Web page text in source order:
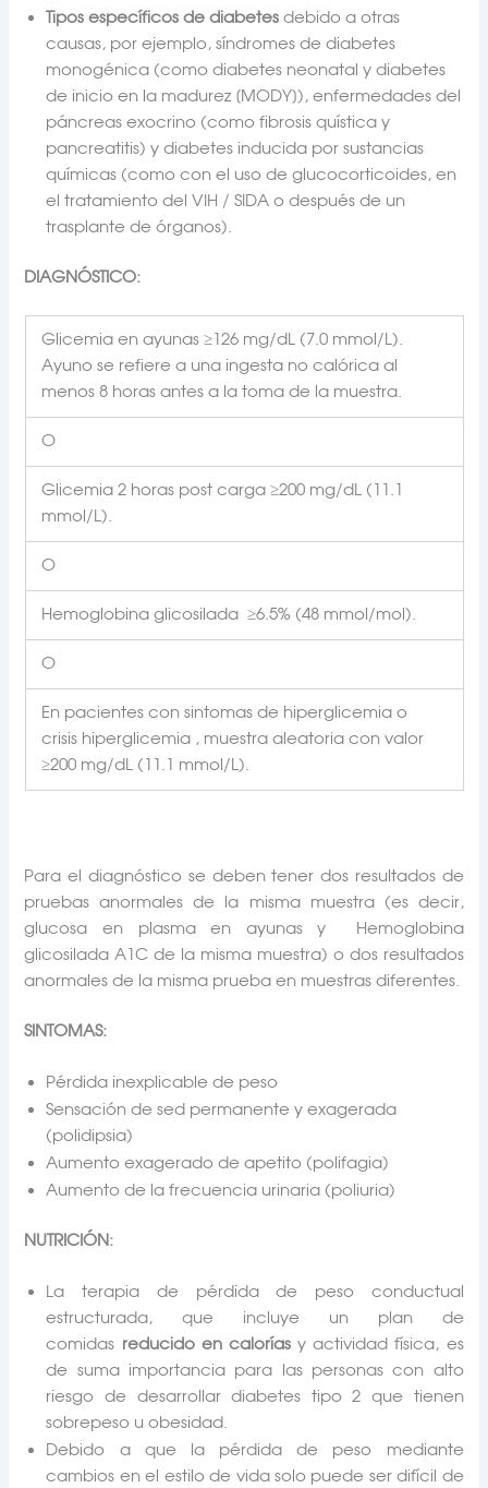
Tipos específicos de diabetes debido a otras
causas, por ejemplo, síndromes de diabetes
monogénica (como diabetes neonatal y diabetes
de inicio en la madurez [MODY]), enfermedades del
páncreas exocrino (como fibrosis quística y
pancreatitis) y diabetes inducida por sustancias
químicas (como con el uso de glucocorticoides, en
el tratamiento del VIH / SIDA o después de un
trasplante de órganos).
DIAGNÓSTICO:
Glicemia en ayunas ≥126 mg/dL (7.0 mmol/L).
Ayuno se refiere a una ingesta no calórica al
menos 8 horas antes a la toma de la muestra.
O
Glicemia 2 horas post carga ≥200 mg/dL (11.1
mmol/L).
O
Hemoglobina glicosilada ≥6.5% (48 mmol/mol).
O
En pacientes con sintomas de hiperglicemia o
crisis hiperglicemia , muestra aleatoria con valor
≥200 mg/dL (11.1 mmol/L).
Para el diagnóstico se deben tener dos resultados de
pruebas anormales de la misma muestra (es decir,
glucosa en plasma en ayunas y Hemoglobina
glicosilada A1C de la misma muestra) o dos resultados
anormales de la misma prueba en muestras diferentes.
SINTOMAS:
Pérdida inexplicable de peso
Sensación de sed permanente y exagerada
(polidipsia)
Aumento exagerado de apetito (polifagia)
Aumento de la frecuencia urinaria (poliuria)
NUTRICIÓN:
La terapia de pérdida de peso conductual
estructurada, que incluye un plan de
comidas reducido en caloríasy actividad física, es
de suma importancia para las personas con alto
riesgo de desarrollar diabetes tipo 2 que tienen
sobrepeso u obesidad.
Debido a que la pérdida de peso mediante
cambios en el estilo de vida solo puede ser difícil de